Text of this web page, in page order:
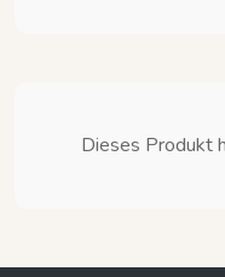
Dieses Produkt